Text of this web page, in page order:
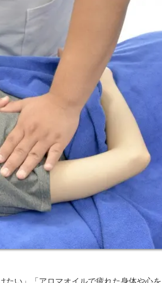
たい」「アロマオイルで疲れた身体や心を